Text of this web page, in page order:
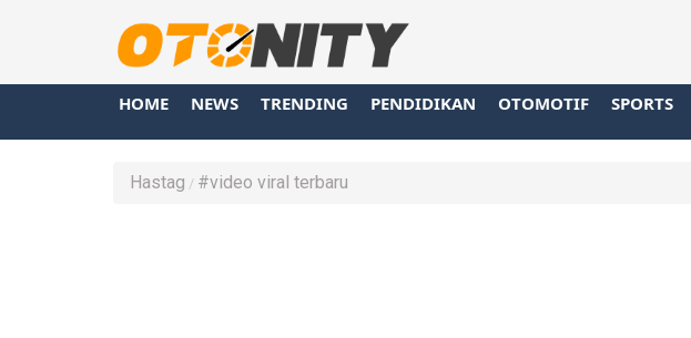
HOME NEWS TRENDING PENDIDIKAN OTOMOTIF SPORTS
Hastag #video viral terbaru